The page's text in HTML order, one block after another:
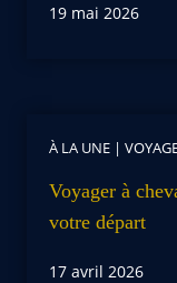
19 mai 2026
À LA UNE |
Voyager à
votre départ
17 avril 2026